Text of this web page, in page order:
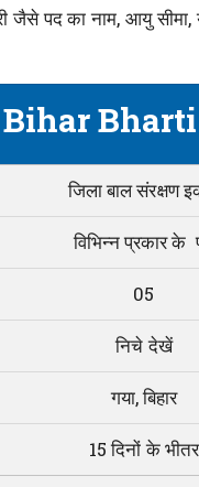
जैसे पद का नाम, आयु सीमा,
Bharti
जिला बाल संरक्षण
विभिन्न प्रकार के
05
निचे देखें
गया, बिहार
15 दिनों के भीतर